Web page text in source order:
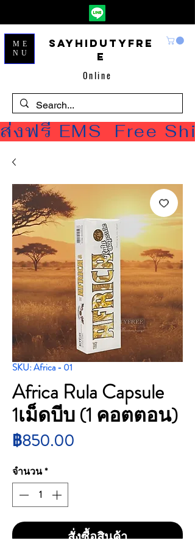
Sayhidutyfre
e
Online
ME
NU
ส่งฟรี EMS  Free
SKU: Africa - 01
Africa Rula Capsule
1เม็ดบีบ (1 คอตตอน)
฿850.00
จำนวน*
สั่งซื้อสินค้า